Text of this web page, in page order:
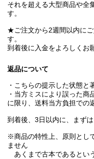
それを超える大型商品や全
す。
★ご注文から2週間以内に
す。
到着後に入金をよろしくお
返品について
・こちらの提示した状態と
・当方ミスにより誤った商
に限り、送料当方負担での
到着後、3日以内に、まず
※商品の特性上、原則とし
ません
あくまで古本であるとい